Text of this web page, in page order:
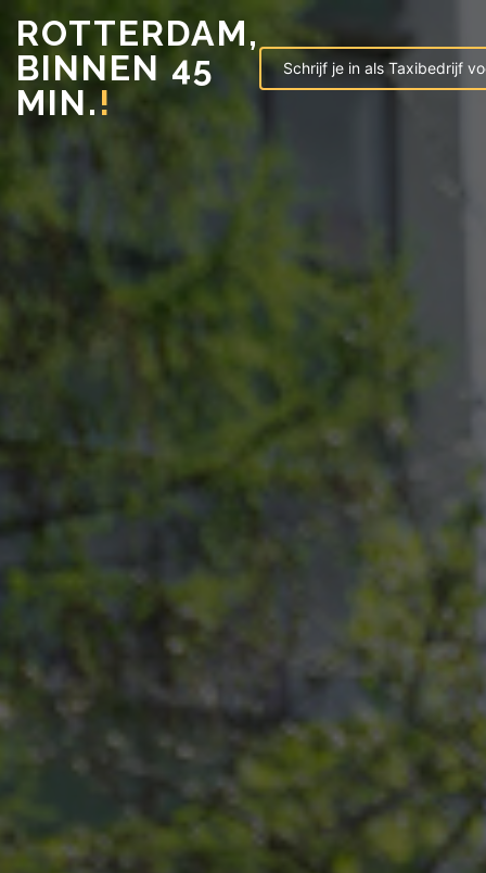
ROTTERDAM,
BINNEN 45
MIN.!
Schrijf je in als Taxibedrijf